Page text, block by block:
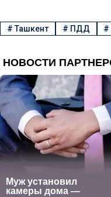
#Ташкент # ПДД #